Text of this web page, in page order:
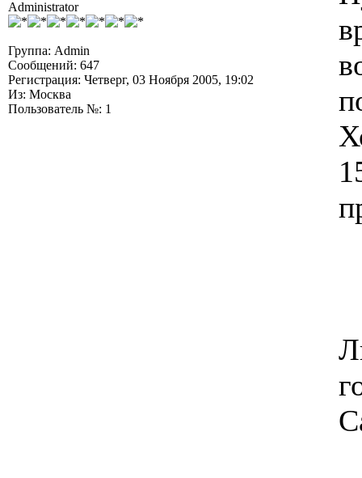
Administrator
Группа: Admin
Сообщений: 647
Регистрация: Четверг, 03 Ноября 2005, 19:02
Из: Москва
Пользователь №: 1